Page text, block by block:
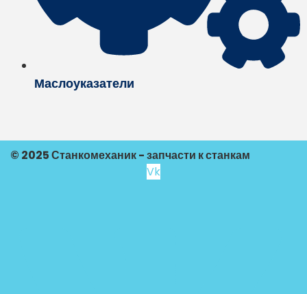
Маслоуказатели
© 2025 Станкомеханик - запчасти к станкам
Vk